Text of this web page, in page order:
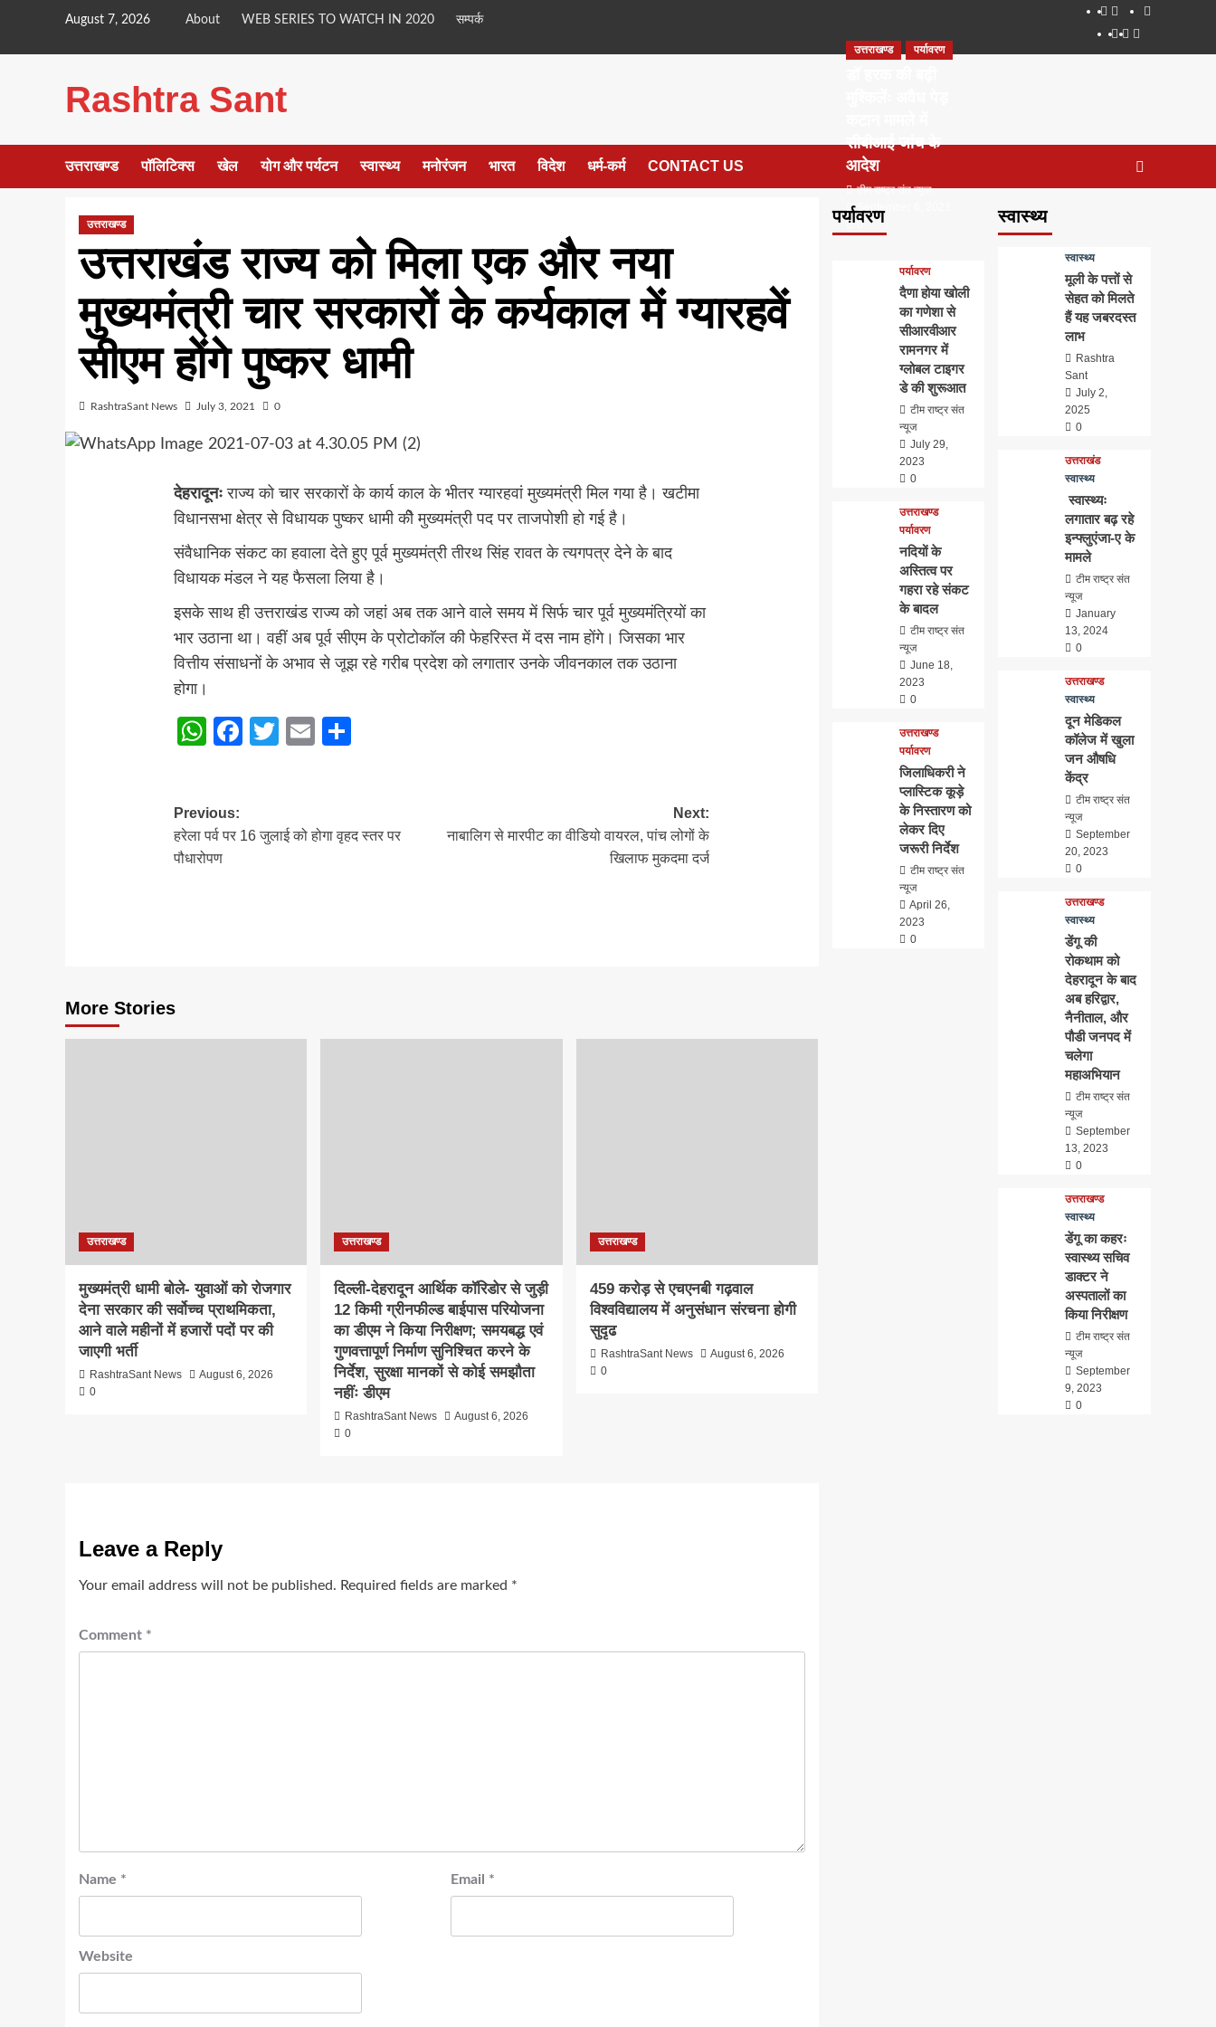
content
August 7, 2026 About WEB SERIES TO WATCH IN 2020 सम्पर्क
About
WEB
SERIES
Dehradun
Smart
Life
in
Places
to
सम्पर्क
Rashtra Sant
उत्तराखण्ड पॉलिटिक्स खेल योग और पर्यटन स्वास्थ्य मनोरंजन भारत विदेश धर्म-कर्म CONTACT US
उत्तराखण्ड
उत्तराखंड राज्य को मिला एक और नया
मुख्यमंत्री चार सरकारों के कर्यकाल में ग्यारहवें
सीएम होंगे पुष्कर धामी
RashtraSant News July 3, 2021 0
देहरादूनः राज्य को चार सरकारों के कार्य काल के भीतर ग्यारहवां मुख्यमंत्री मिल गया है। खटीमा
विधानसभा क्षेत्र से विधायक पुष्कर धामी कीे मुख्यमंत्री पद पर ताजपोशी हो गई है।
संवैधानिक संकट का हवाला देते हुए पूर्व मुख्यमंत्री तीरथ सिंह रावत के त्यगपत्र देने के बाद
विधायक मंडल ने यह फैसला लिया है।
इसके साथ ही उत्तराखंड राज्य को जहां अब तक आने वाले समय में सिर्फ चार पूर्व मुख्यमंत्रियों का
भार उठाना था। वहीं अब पूर्व सीएम के प्रोटोकाॅल की फेहरिस्त में दस नाम होंगे। जिसका भार
वित्तीय संसाधनों के अभाव से जूझ रहे गरीब प्रदेश को लगातार उनके जीवनकाल तक उठाना
होगा।
WhatsApp
Facebook
Twitter
Email
Post
navigation
Previous:
हरेला पर्व पर 16 जुलाई को होगा वृहद स्तर पर
पौधारोपण
Next:
नाबालिग से मारपीट का वीडियो वायरल, पांच लोगों के
खिलाफ मुकदमा दर्ज
More Stories
उत्तराखण्ड
मुख्यमंत्री धामी बोले- युवाओं को रोजगार
देना सरकार की सर्वोच्च प्राथमिकता,
आने वाले महीनों में हजारों पदों पर की
जाएगी भर्ती
RashtraSant News
August 6, 2026
0
उत्तराखण्ड
दिल्ली-देहरादून आर्थिक कॉरिडोर से जुड़ी
12 किमी ग्रीनफील्ड बाईपास परियोजना
का डीएम ने किया निरीक्षण; समयबद्ध एवं
गुणवत्तापूर्ण निर्माण सुनिश्चित करने के
निर्देश, सुरक्षा मानकों से कोई समझौता
नहींः डीएम
RashtraSant News
August 6, 2026
0
उत्तराखण्ड
459 करोड़ से एचएनबी गढ़वाल
विश्वविद्यालय में अनुसंधान संरचना होगी
सुदृढ
RashtraSant News
August 6, 2026
0
Leave a Reply
Your email address will not be published. Required fields are marked *
Comment *
Name * Email *
Website
पर्यावरण
उत्तराखण्ड पर्यावरण
सीबीआई जांच के
आदेश
टीम राष्ट्र संत न्यूज
September 6, 2023
0
पर्यावरण
दैणा होया खोली
का गणेशा से
सीआरवीआर
रामनगर में
ग्लोबल टाइगर
डे की शुरूआत
टीम राष्ट्र संत
न्यूज
July 29,
2023
0
उत्तराखण्ड
पर्यावरण
नदियों के
अस्तित्व पर
गहरा रहे संकट
के बादल
टीम राष्ट्र संत
न्यूज
June 18,
2023
0
उत्तराखण्ड
पर्यावरण
जिलाधिकरी ने
प्लास्टिक कूड़े
के निस्तारण को
लेकर दिए
जरूरी निर्देश
टीम राष्ट्र संत
न्यूज
April 26,
2023
0
स्वास्थ्य
स्वास्थ्य
मूली के पत्तों से
सेहत को मिलते
हैं यह जबरदस्त
लाभ
Rashtra
Sant
July 2,
2025
0
उत्तराखंड
स्वास्थ्य
स्वास्थ्यः
लगातार बढ़ रहे
इन्फ्लुएंजा-ए के
मामले
टीम राष्ट्र संत
न्यूज
January
13, 2024
0
उत्तराखण्ड
स्वास्थ्य
दून मेडिकल
कॉलेज में खुला
जन औषधि
केंद्र
टीम राष्ट्र संत
न्यूज
September
20, 2023
0
उत्तराखण्ड
स्वास्थ्य
डेंगू की
रोकथाम को
देहरादून के बाद
अब हरिद्वार,
नैनीताल, और
पौडी जनपद में
चलेगा
महाअभियान
टीम राष्ट्र संत
न्यूज
September
13, 2023
0
उत्तराखण्ड
स्वास्थ्य
डेंगू का कहरः
स्वास्थ्य सचिव
डाक्टर ने
अस्पतालों का
किया निरीक्षण
टीम राष्ट्र संत
न्यूज
September
9, 2023
0